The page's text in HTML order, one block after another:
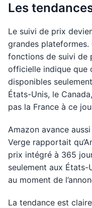
Les
Le suivi de prix
grandes
fonctions de suivi de
officielle indique que
disponibles
États-Unis, le
pas la France à ce
Amazon avance
Verge rapportait
prix intégré à 365
seulement aux États-
au moment de
La tendance est